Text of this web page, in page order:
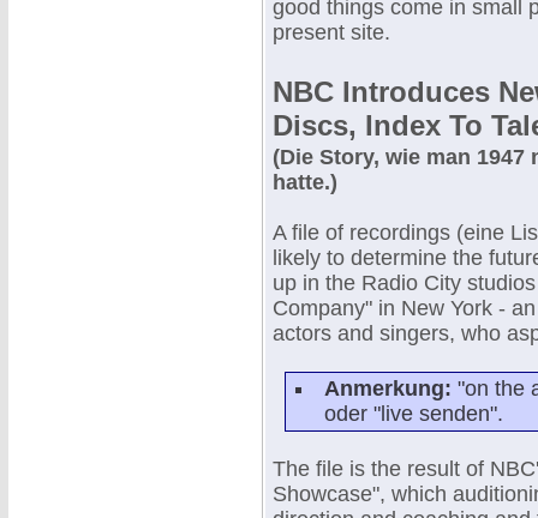
good things come in small
present site.
NBC Introduces
Discs, Index To
(Die Story, wie man
hatte.)
A file of recordings (eine
likely to determine the
up in the Radio City
Company" in New York -
actors and singers, who
Anmerkung: "on the
oder "live senden".
The file is the result of
Showcase", which